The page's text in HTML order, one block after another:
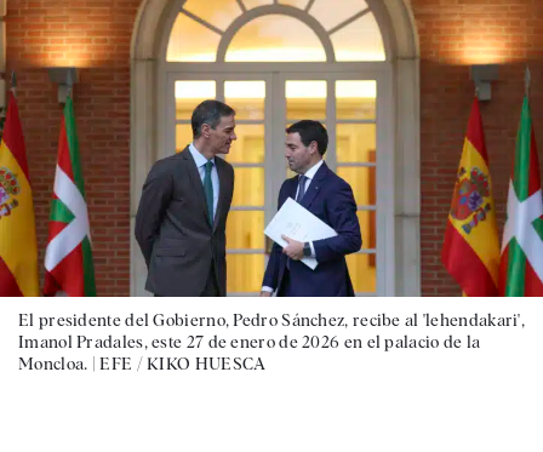
El presidente del Gobierno, Pedro Sánchez, recibe al 'lehendakari',
Imanol Pradales, este 27 de enero de 2026 en el palacio de la
Moncloa. |EFE / KIKO HUESCA